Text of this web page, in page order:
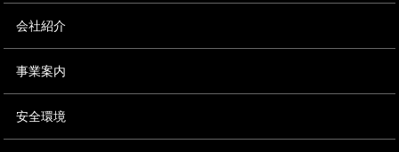
会社紹介
事業案内
安全環境